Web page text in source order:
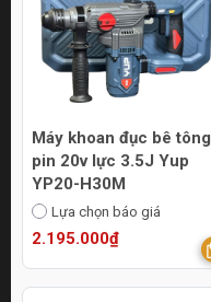
Máy khoan đục bê tông
pin 20v lực 3.5J Yup
YP20-H30M
Lựa chọn báo giá
2.195.000₫